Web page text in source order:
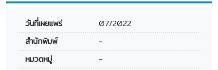
วันที่เผยแพร่
07/2022
สำนักพิมพ์
-
หมวดหมู่
-